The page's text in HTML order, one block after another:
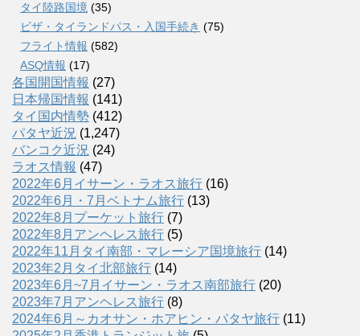
タイ陸路国境 (35)
ビザ・タイランドパス・入国手続き (75)
フライト情報 (582)
ASQ情報 (17)
各国開国情報 (27)
日本帰国情報 (141)
タイ国内情勢 (412)
パタヤ近況 (1,247)
バンコク近況 (24)
ラオス情報 (47)
2022年6月イサーン・ラオス旅行 (16)
2022年6月・7月ベトナム旅行 (13)
2022年8月プーケット旅行 (7)
2022年8月アンヘレス旅行 (5)
2022年11月タイ南部・マレーシア国境旅行 (14)
2023年2月タイ北部旅行 (14)
2023年6月~7月イサーン・ラオス南部旅行 (20)
2023年7月アンヘレス旅行 (8)
2024年6月～カオサン・ホアヒン・パタヤ旅行 (11)